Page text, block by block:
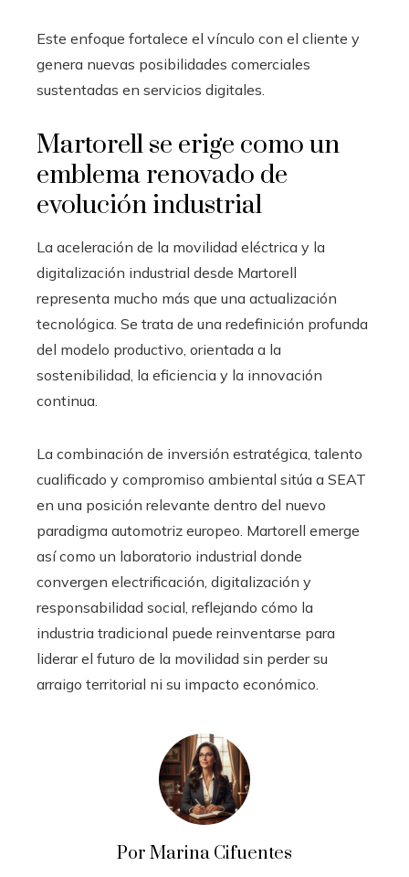
Este enfoque fortalece el vínculo con el cliente y
genera nuevas posibilidades comerciales
sustentadas en servicios digitales.
Martorell se erige como un
emblema renovado de
evolución industrial
La aceleración de la movilidad eléctrica y la
digitalización industrial desde Martorell
representa mucho más que una actualización
tecnológica. Se trata de una redefinición profunda
del modelo productivo, orientada a la
sostenibilidad, la eficiencia y la innovación
continua.
La combinación de inversión estratégica, talento
cualificado y compromiso ambiental sitúa a SEAT
en una posición relevante dentro del nuevo
paradigma automotriz europeo. Martorell emerge
así como un laboratorio industrial donde
convergen electrificación, digitalización y
responsabilidad social, reflejando cómo la
industria tradicional puede reinventarse para
liderar el futuro de la movilidad sin perder su
arraigo territorial ni su impacto económico.
Por Marina Cifuentes